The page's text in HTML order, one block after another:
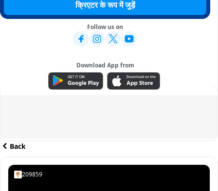
क्रिएटर के रूप में जुड़ें
Follow us on
Download App from
ADVERTISEMENT
Back
209859